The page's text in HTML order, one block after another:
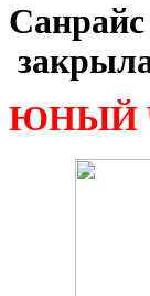
ЮНЫЙ